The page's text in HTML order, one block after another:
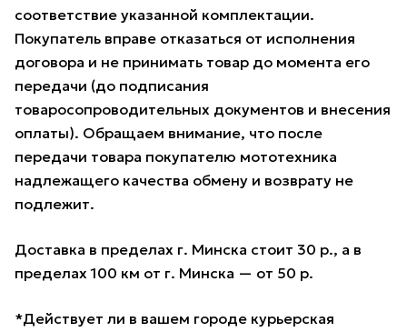
соответствие указанной комплектации.
Покупатель вправе отказаться от исполнения
договора и не принимать товар до момента его
передачи (до подписания
товаросопроводительных документов и внесения
оплаты). Обращаем внимание, что после
передачи товара покупателю мототехника
надлежащего качества обмену и возврату не
подлежит.
Доставка в пределах г. Минска стоит 30 р., а в
пределах 100 км от г. Минска — от 50 р.
*Действует ли в вашем городе курьерская